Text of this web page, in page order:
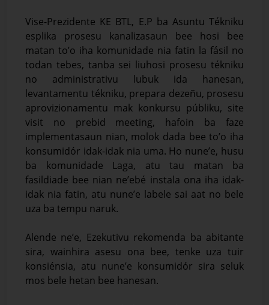
Vise-Prezidente KE BTL, E.P ba Asuntu Tékniku
esplika prosesu kanalizasaun bee hosi bee
matan to’o iha komunidade nia fatin la fásil no
todan tebes, tanba sei liuhosi prosesu tékniku
no administrativu lubuk ida hanesan,
levantamentu tékniku, prepara dezeñu, prosesu
aprovizionamentu mak konkursu públiku, site
visit no prebid meeting, hafoin ba faze
implementasaun nian, molok dada bee to’o iha
konsumidór idak-idak nia uma. Ho nune’e, husu
ba komunidade Laga, atu tau matan ba
fasildiade bee nian ne’ebé instala ona iha idak-
idak nia fatin, atu nune’e labele sai aat no bele
uza ba tempu naruk.
Alende ne’e, Ezekutivu rekomenda ba abitante
sira, wainhira asesu ona bee, tenke uza tuir
konsiénsia, atu nune’e konsumidór sira seluk
mos bele hetan bee hanesan.